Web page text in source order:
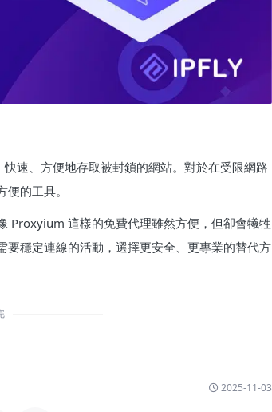
速、方便地存取被封鎖的網站。對於在受限網路
的工具。
Proxyium 這樣的免費代理雖然方便，但卻會犧牲
穩定連線的活動，選擇更安全、更專業的替代方
2025-11-03